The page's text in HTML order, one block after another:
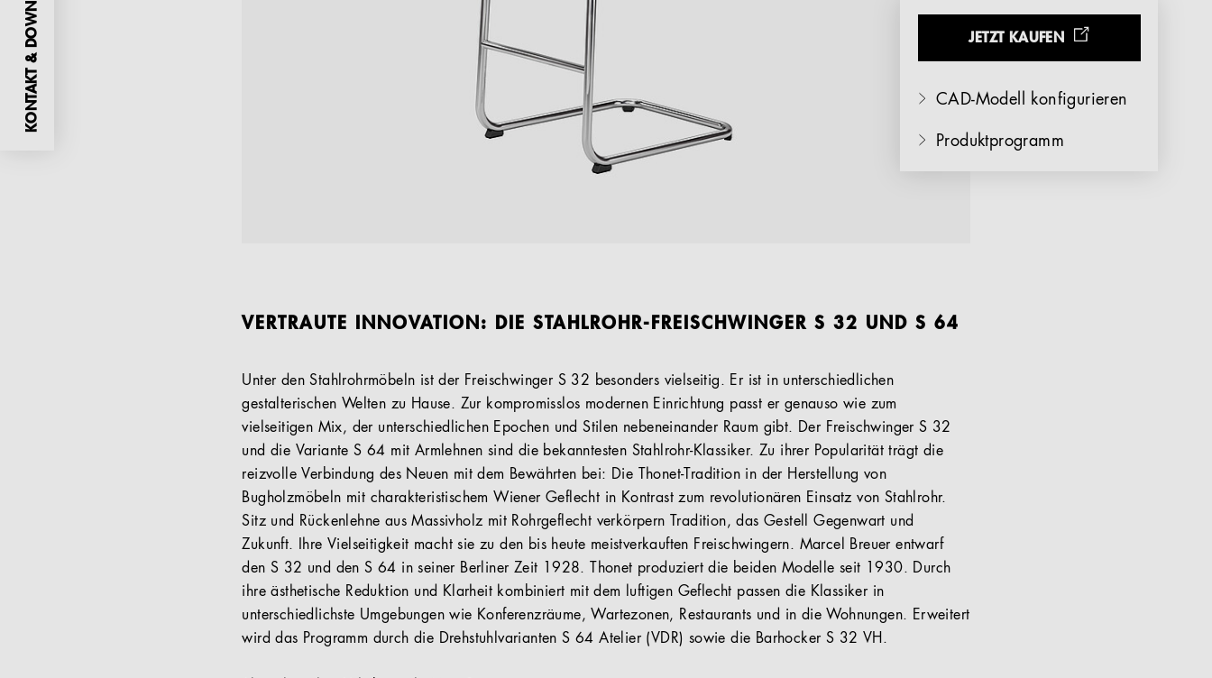
KONTAKT & DOWNLOADS JETZT KAUFEN
CAD-Modell konfigurieren
Produktprogramm
VERTRAUTE INNOVATION: DIE STAHLROHR-FREISCHWINGER S 32 UND S 64
Unter den Stahlrohrmöbeln ist der Freischwinger S 32 besonders vielseitig. Er ist in unterschiedlichen
gestalterischen Welten zu Hause. Zur kompromisslos modernen Einrichtung passt er genauso wie zum
vielseitigen Mix, der unterschiedlichen Epochen und Stilen nebeneinander Raum gibt. Der Freischwinger S 32
und die Variante S 64 mit Armlehnen sind die bekanntesten Stahlrohr-Klassiker. Zu ihrer Popularität trägt die
reizvolle Verbindung des Neuen mit dem Bewährten bei: Die Thonet-Tradition in der Herstellung von
Bugholzmöbeln mit charakteristischem Wiener Geflecht in Kontrast zum revolutionären Einsatz von Stahlrohr.
Sitz und Rückenlehne aus Massivholz mit Rohrgeflecht verkörpern Tradition, das Gestell Gegenwart und
Zukunft. Ihre Vielseitigkeit macht sie zu den bis heute meistverkauften Freischwingern. Marcel Breuer entwarf
den S 32 und den S 64 in seiner Berliner Zeit 1928. Thonet produziert die beiden Modelle seit 1930. Durch
ihre ästhetische Reduktion und Klarheit kombiniert mit dem luftigen Geflecht passen die Klassiker in
unterschiedlichste Umgebungen wie Konferenzräume, Wartezonen, Restaurants und in die Wohnungen. Erweitert
wird das Programm durch die Drehstuhlvarianten S 64 Atelier (VDR) sowie die Barhocker S 32 VH.